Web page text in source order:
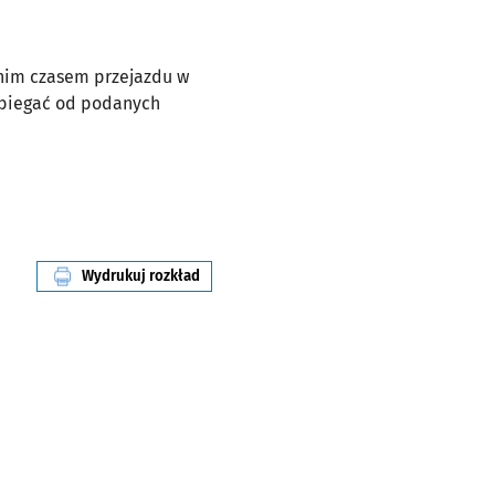
czasem przejazdu w
od podanych
Wydrukuj rozkład
linii nr 117